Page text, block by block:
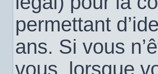
permettant
ans. Si vous
vous, lorsque